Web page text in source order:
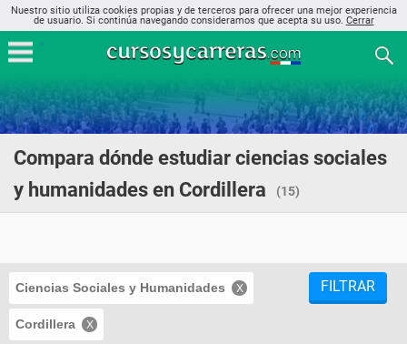
Nuestro sitio utiliza cookies propias y de terceros para ofrecer una mejor experiencia
de usuario. Si continúa navegando consideramos que acepta su uso. Cerrar
Compara dónde estudiar ciencias sociales
y humanidades en Cordillera
(15)
Ciencias Sociales y Humanidades
Cordillera
FILTRAR